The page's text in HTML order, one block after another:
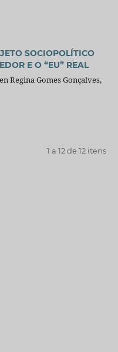
SOCIOPOLÍTICO
E O “EU” REAL
Regina Gomes Gonçalves,
1 a 12 de 12 itens